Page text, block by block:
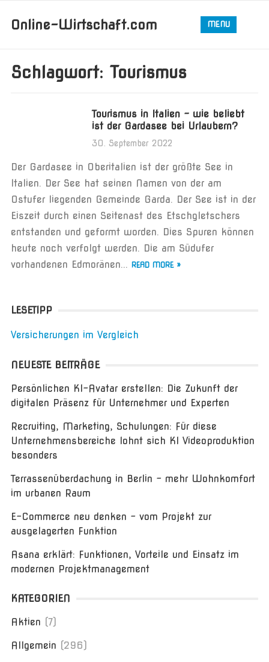
Online-Wirtschaft.com MENU
Schlagwort: Tourismus
Tourismus in Italien – wie beliebt
ist der Gardasee bei Urlaubern?
30. September 2022
Der Gardasee in Oberitalien ist der größte See in
Italien. Der See hat seinen Namen von der am
Ostufer liegenden Gemeinde Garda. Der See ist in der
Eiszeit durch einen Seitenast des Etschgletschers
entstanden und geformt worden. Dies Spuren können
heute noch verfolgt werden. Die am Südufer
vorhandenen Edmoränen... READ MORE »
LESETIPP
Versicherungen im Vergleich
NEUESTE BEITRÄGE
Persönlichen KI-Avatar erstellen: Die Zukunft der
digitalen Präsenz für Unternehmer und Experten
Recruiting, Marketing, Schulungen: Für diese
Unternehmensbereiche lohnt sich KI Videoproduktion
besonders
Terrassenüberdachung in Berlin – mehr Wohnkomfort
im urbanen Raum
E-Commerce neu denken – vom Projekt zur
ausgelagerten Funktion
Asana erklärt: Funktionen, Vorteile und Einsatz im
modernen Projektmanagement
KATEGORIEN
Aktien (7)
Allgemein (296)